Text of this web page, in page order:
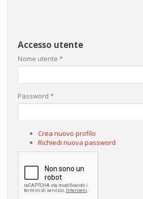
Accesso utente
Nome utente *
Password *
Crea nuovo profilo
Richiedi nuova password